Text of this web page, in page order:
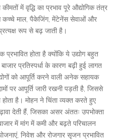
में वृद्धि का प्रभाव पूरे औद्योगिक तंत्र
कच्चे माल, पैकेजिंग, मेंटेनेंस सेवाओं और
रूप से बढ़ जाती है।
होता है क्योंकि ये उद्योग बहुत
प्रतिस्पर्धा के कारण बढ़ी हुई लागत
को आपूर्ति करने वाली अनेक सहायक
पर आपूर्ति जारी रखनी पड़ती है, जिससे
है। मोहन ने चिंता व्यक्त करते हुए
देती हैं, जिसका असर अंततः उपभोक्ता
में मांग में कमी और बढ़ते परिचालन
निवेश और रोजगार सृजन प्रभावित